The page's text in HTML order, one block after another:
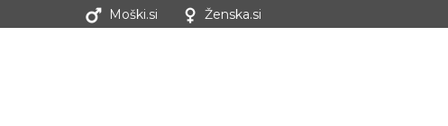
Moški.si Ženska.si